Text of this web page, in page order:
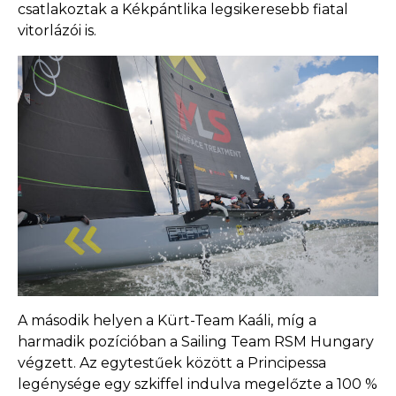
csatlakoztak a Kékpántlika legsikeresebb fiatal
vitorlázói is.
A második helyen a Kürt-Team Kaáli, míg a
harmadik pozícióban a Sailing Team RSM Hungary
végzett. Az egytestűek között a Principessa
legénysége egy szkiffel indulva megelőzte a 100 %